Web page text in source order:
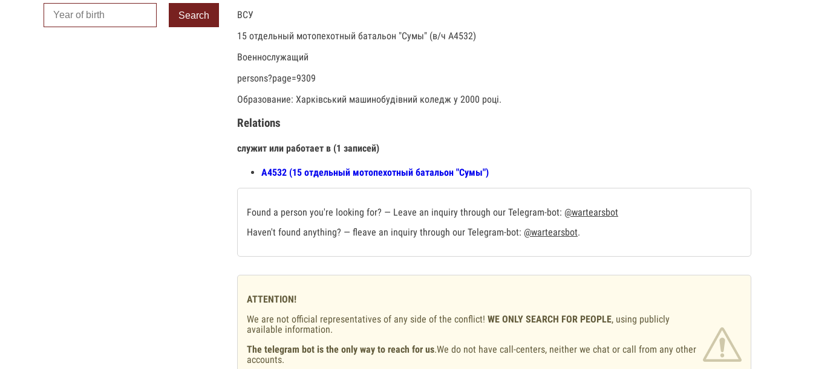
Search
ВСУ
15 отдельный мотопехотный батальон "Сумы" (в/ч А4532)
Военнослужащий
persons?page=9309
Образование: Харківський машинобудівний коледж у 2000 році.
Relations
служит или работает в (1 записей)
А4532 (15 отдельный мотопехотный батальон "Сумы")
Found a person you're looking for? — Leave an inquiry through our Telegram-bot: @wartearsbot
Haven't found anything? — fleave an inquiry through our Telegram-bot: @wartearsbot.
ATTENTION!
We are not official representatives of any side of the conflict! WE ONLY SEARCH FOR PEOPLE, using publicly
available information.
The telegram bot is the only way to reach for us.We do not have call-centers, neither we chat or call from any other
accounts.